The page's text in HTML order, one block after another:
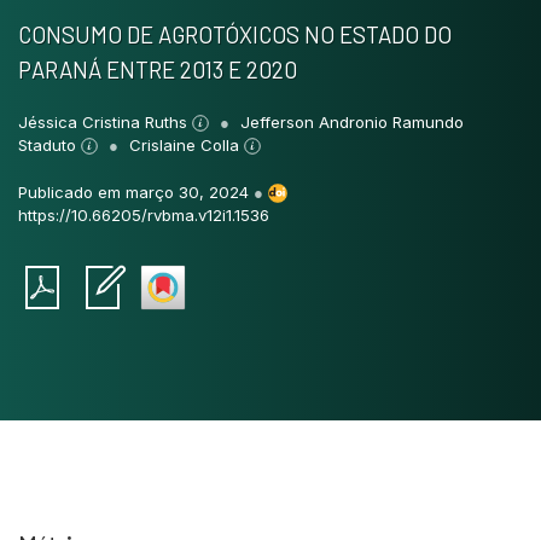
CONSUMO DE AGROTÓXICOS NO ESTADO DO
PARANÁ ENTRE 2013 E 2020
Jéssica Cristina Ruths
Jefferson Andronio Ramundo
Staduto
Crislaine Colla
Publicado em março 30, 2024 ●
https://10.66205/rvbma.v12i1.1536